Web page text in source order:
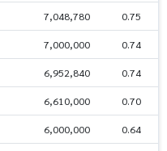
7,048,780 0.75
7,000,000 0.74
6,952,840 0.74
6,610,000 0.70
6,000,000 0.64